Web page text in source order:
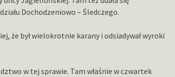
Dochodzeniowo – Śledczego.
że był wielokrotnie karany i odsiadywał wyroki
w tej sprawie. Tam właśnie w czwartek